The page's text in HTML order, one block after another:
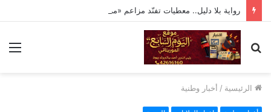
رواية بلا دليل.. معطيات تفنّد مزاعم «مراقبة» تحركات ولد حدمين
بحث
عن
الرئيسية / أخبار وطنية